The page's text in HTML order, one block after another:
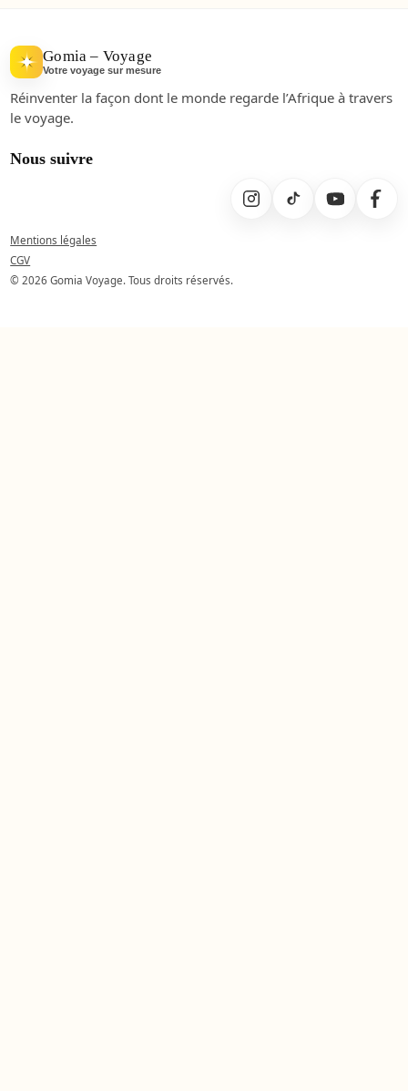
Gomia – Voyage
Votre voyage sur mesure
Réinventer la façon dont le monde regarde l’Afrique à travers
le voyage.
Nous suivre
Mentions légales
CGV
© 2026 Gomia Voyage. Tous droits réservés.